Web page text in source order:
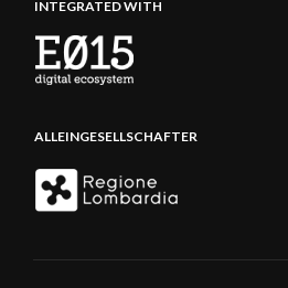
INTEGRATED WITH
ALLEINGESELLSCHAFTER